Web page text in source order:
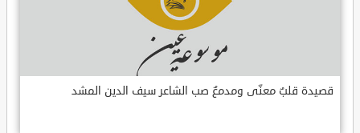
قصيدة قلبٌ معنّى ومدمعٌ صب الشاعر سيف الدين المشد